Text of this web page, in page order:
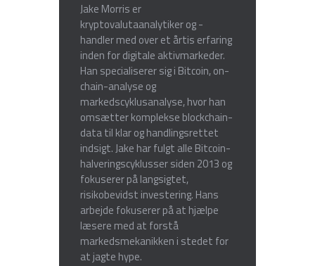
Jake Morris er
kryptovalutaanalytiker og -
handler med over et årtis erfaring
inden for digitale aktivmarkeder.
Han specialiserer sig i Bitcoin, on-
chain-analyse og
markedscyklusanalyse, hvor han
omsætter komplekse blockchain-
data til klar og handlingsrettet
indsigt. Jake har fulgt alle Bitcoin-
halveringscyklusser siden 2013 og
fokuserer på langsigtet,
risikobevidst investering. Hans
arbejde fokuserer på at hjælpe
læsere med at forstå
markedsmekanikken i stedet for
at jagte hype.